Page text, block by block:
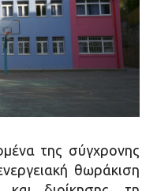
της σύγχρονης
θωράκιση